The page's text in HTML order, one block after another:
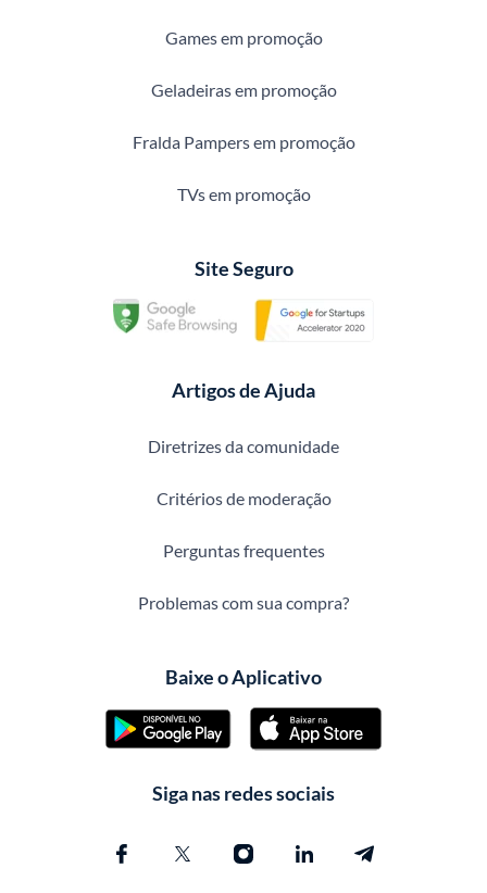
Games em promoção
Geladeiras em promoção
Fralda Pampers em promoção
TVs em promoção
Site Seguro
Artigos de Ajuda
Diretrizes da comunidade
Critérios de moderação
Perguntas frequentes
Problemas com sua compra?
Baixe o Aplicativo
Siga nas redes sociais